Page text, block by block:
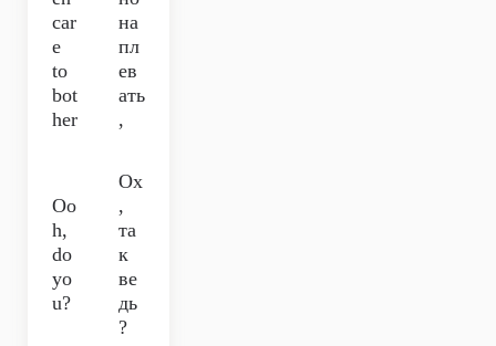
car
e
to
bot
her
на
пл
ев
ать
,
Oo
h,
do
yo
u?
Ох
,
та
к
ве
дь
?